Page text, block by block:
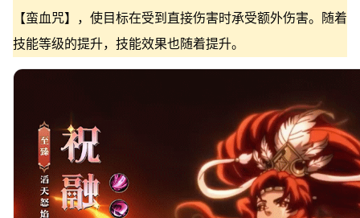
【蛮血咒】，使目标在受到直接伤害时承受额外伤害。随着
技能等级的提升，技能效果也随着提升。